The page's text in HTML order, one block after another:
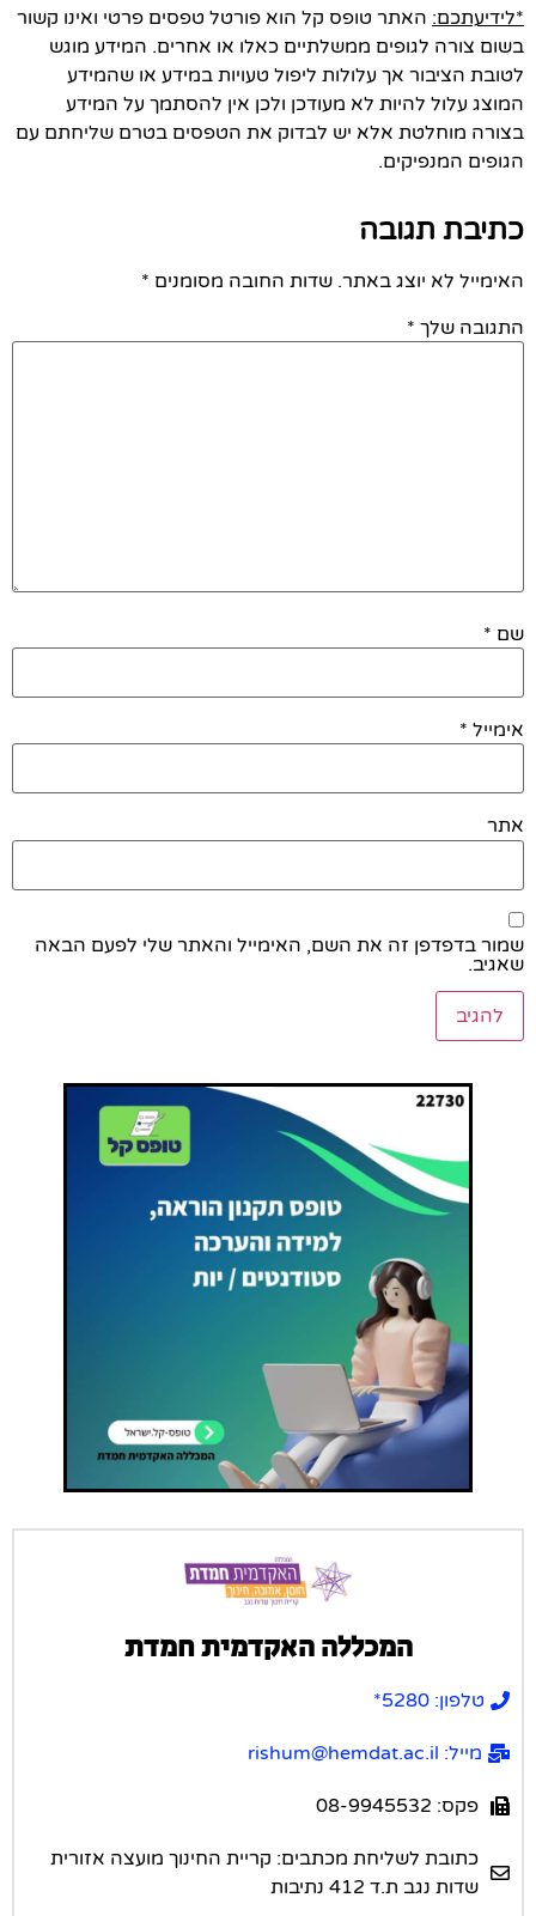
*לידיעתכם: האתר טופס קל הוא פורטל טפסים פרטי ואינו קשור
בשום צורה לגופים ממשלתיים כאלו או אחרים. המידע מוגש
לטובת הציבור אך עלולות ליפול טעויות במידע או שהמידע
המוצג עלול להיות לא מעודכן ולכן אין להסתמך על המידע
בצורה מוחלטת אלא יש לבדוק את הטפסים בטרם שליחתם עם
הגופים המנפיקים.
כתיבת תגובה
האימייל לא יוצג באתר. שדות החובה מסומנים *
התגובה שלך *
שם *
אימייל *
אתר
שמור בדפדפן זה את השם, האימייל והאתר שלי לפעם הבאה
שאגיב.
המכללה האקדמית חמדת
טלפון: 5280*
מייל: rishum@hemdat.ac.il
פקס: 08-9945532
כתובת לשליחת מכתבים: קריית החינוך מועצה אזורית
שדות נגב ת.ד 412 נתיבות